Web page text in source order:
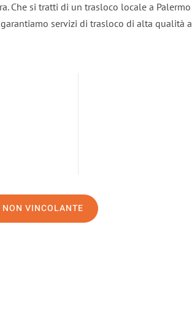
Che si tratti di un trasloco locale a
servizi di trasloco di alta qualità
VINCOLANTE